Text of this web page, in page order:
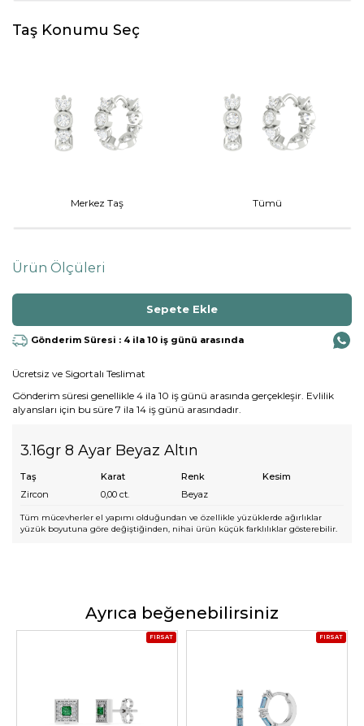
Taş Konumu Seç
Merkez Taş Tümü
Ürün Ölçüleri
Gönderim Süresi : 4 ila 10 iş günü arasında
Ücretsiz ve Sigortalı Teslimat
Gönderim süresi genellikle 4 ila 10 iş günü arasında gerçekleşir. Evlilik
alyansları için bu süre 7 ila 14 iş günü arasındadır.
3.16gr 8 Ayar Beyaz Altın
Taş Karat Renk
Kesim
Zircon
0,00 ct. Beyaz
Tüm mücevherler el yapımı olduğundan ve özellikle yüzüklerde ağırlıklar
yüzük boyutuna göre değiştiğinden, nihai ürün küçük farklılıklar gösterebilir.
Ayrıca beğenebilirsiniz
FIRSAT FIRSAT